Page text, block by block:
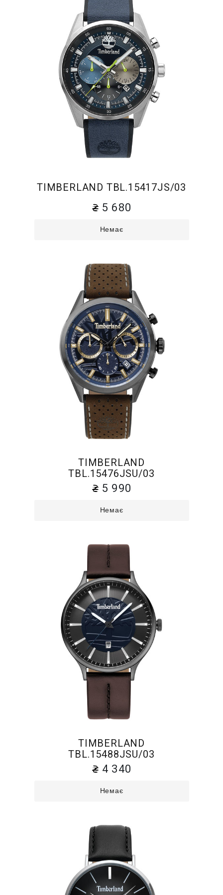
TIMBERLAND TBL.15417JS/03
5 680
Немає
TIMBERLAND
TBL.15476JSU/03
5 990
Немає
TIMBERLAND
TBL.15488JSU/03
4 340
Немає